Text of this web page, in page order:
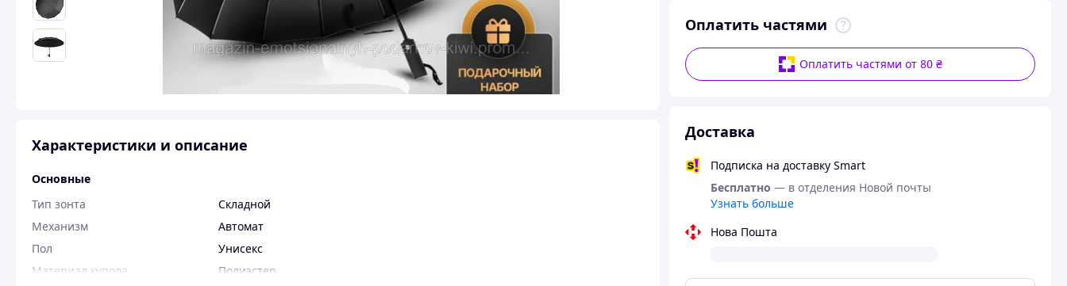
Оплатить частями
Оплатить частями от 80 ₴
Доставка
Подписка на доставку Smart
Бесплатно — в отделения Новой почты
Узнать больше
Нова Пошта
Характеристики и описание
Основные
Тип зонта
Складной
Механизм
Автомат
Пол
Унисекс
Материал купола
Полиэстер